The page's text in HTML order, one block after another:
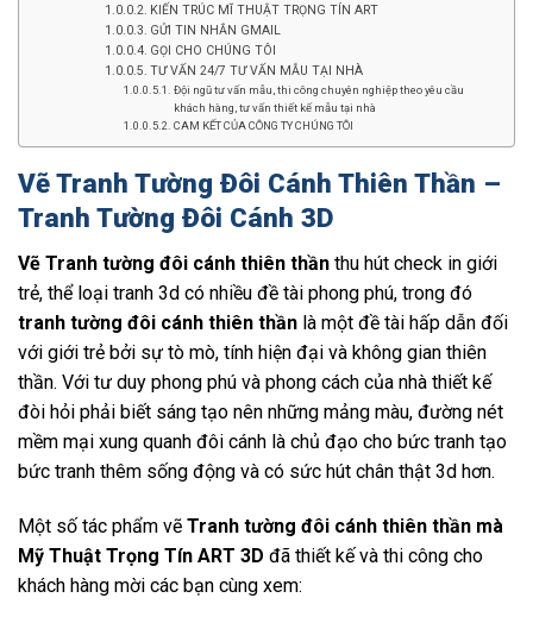
KIẾN TRÚC MĨ THUẬT TRỌNG TÍN ART
GỬI TIN NHẮN GMAIL
GỌI CHO CHÚNG TÔI
TƯ VẤN 24/7 TƯ VẤN MẪU TẠI NHÀ
Đội ngũ tư vấn mẫu, thi công chuyên nghiệp theo yêu cầu
khách hàng, tư vấn thiết kế mẫu tại nhà
CAM KẾT CỦA CÔNG TY CHÚNG TÔI
Vẽ Tranh Tường Đôi Cánh Thiên Thần –
Tranh Tường Đôi Cánh 3D
Vẽ Tranh tường đôi cánh thiên thần thu hút check in giới
trẻ, thể loại tranh 3d có nhiều đề tài phong phú, trong đó
tranh tường đôi cánh thiên thần là một đề tài hấp dẫn đối
với giới trẻ bởi sự tò mò, tính hiện đại và không gian thiên
thần. Với tư duy phong phú và phong cách của nhà thiết kế
đòi hỏi phải biết sáng tạo nên những mảng màu, đường nét
mềm mại xung quanh đôi cánh là chủ đạo cho bức tranh tạo
bức tranh thêm sống động và có sức hút chân thật 3d hơn.
Một số tác phẩm vẽ Tranh tường đôi cánh thiên thần mà
Mỹ Thuật Trọng Tín ART 3D đã thiết kế và thi công cho
khách hàng mời các bạn cùng xem: